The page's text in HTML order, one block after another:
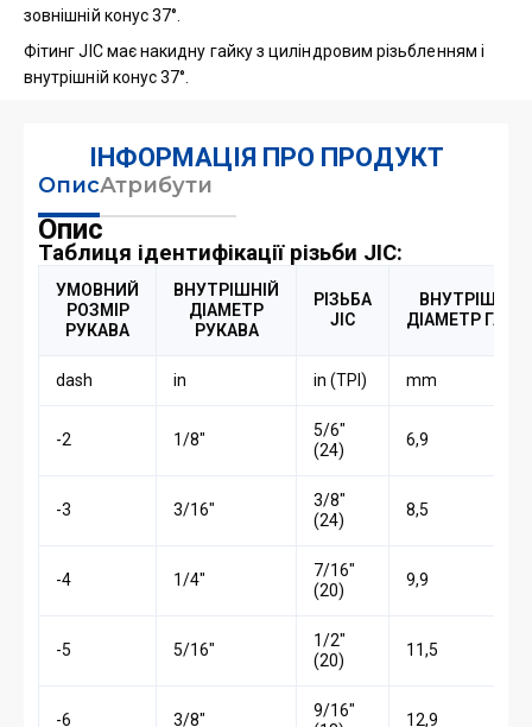
зовнішній конус 37°.
Фітинг JIC має накидну гайку з циліндровим різьбленням і
внутрішній конус 37°.
ІНФОРМАЦІЯ ПРО ПРОДУКТ
ОписАтрибути
Опис
Таблиця ідентифікації різьби JIC:
УМОВНИЙ
РОЗМІР
РУКАВА
ВНУТРІШНІЙ
ДІАМЕТР
РУКАВА
РІЗЬБА
JIC
ВНУТРІШНІЙ
ДІАМЕТР
dash in in (TPI) mm
-2 1/8″
5/6″
(24)
6,9
-3 3/16″
3/8″
(24)
8,5
-4 1/4″
7/16″
(20)
9,9
-5 5/16″
1/2″
(20)
11,5
-6 3/8″
9/16″
12,9